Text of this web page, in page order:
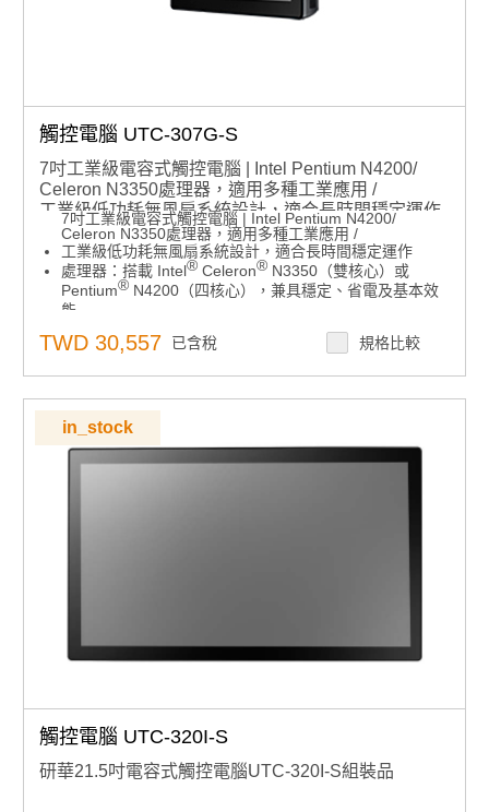
支援DeviceOn/iService軟體，進行遠端設備管理
觸控電腦 UTC-307G-S
7吋工業級電容式觸控電腦 | Intel Pentium N4200/
Celeron N3350處理器，適用多種工業應用 /
工業級低功耗無風扇系統設計，適合長時間穩定運作
處理器：搭載 Intel®Celeron®N3350（雙核心）或
Pentium®N4200（四核心），兼具穩定、省電及基
本效能
介面支援：2 組網路孔、2 個 COM 埠（COM2 支援
RS-232/422/485）、2 個 USB 3.0 及 PoE 供電
作業系統支援：Windows 10
顯示解析度：800 x 480
顯示器：寬螢幕 16:10 比例，提供寬廣且清晰的畫
面，提升操作舒適度
機構設計：支援橫放與直立使用，彈性應對不同空間
與需求
系統設計：前面板達 IP65 防水防塵等級，適用工
7吋工業級電容式觸控電腦 | Intel Pentium N4200/
Celeron N3350處理器，適用多種工業應用 /
工業級低功耗無風扇系統設計，適合長時間穩定運作
處理器：搭載 Intel® Celeron® N3350（雙核心）或
Pentium® N4200（四核心），兼具穩定、省電及基本效
能
介面支援：2 組網路孔、2 個 COM 埠（COM2 支援 RS-
232/422/485）、2 個 USB 3.0 及 PoE 供電
顯示器：寬螢幕 16:10 比例，提供寬廣且清晰的畫面，提
升操作舒適度
機構設計：支援橫放與直立使用，彈性應對不同空間與需
TWD 30,557 已含稅 規格比較
in_stock
觸控電腦 UTC-320I-S
研華21.5吋電容式觸控電腦UTC-320I-S組裝品